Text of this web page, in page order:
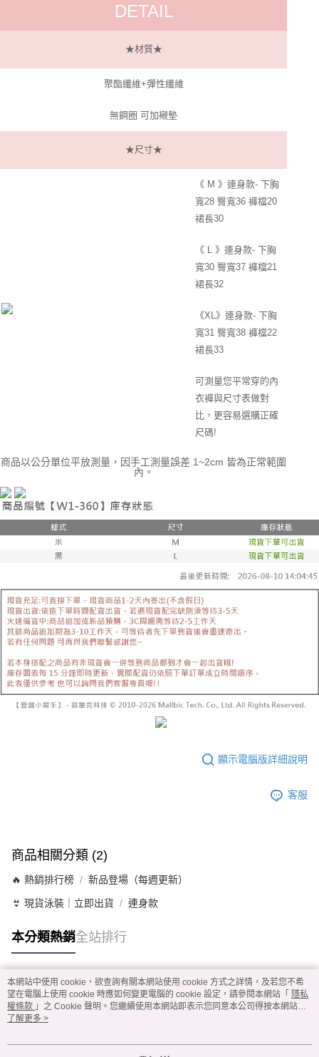
每筆NT$60，滿NT$299(含以上)免運費
每筆NT$60，滿NT$299(含以上)免運費
DETAIL
★材質★
聚酯纖維+彈性纖維
無鋼圈 可加襯墊
★尺寸★
《 M 》連身款- 下胸
寬28 臀寬36 褲檔20
裙長30
《 L 》連身款- 下胸
寬30 臀寬37 褲檔21
裙長32
《XL》連身款- 下胸
寬31 臀寬38 褲檔22
裙長33
可測量您平常穿的內
衣褲與尺寸表做對
比，更容易選購正確
尺碼!
商品以公分單位平放測量，因手工測量誤差 1~2cm 皆為正常範圍
內。
顯示電腦版詳細說明
客服
商品相關分類 (2)
🔥 熱銷排行榜 新品登場（每週更新）
👙 現貨泳裝｜立即出貨 連身款
本分類熱銷全站排行
熱門標籤
本網站中使用 cookie，欲查詢有關本網站使用 cookie 方式之詳情，及若您不希
望在電腦上使用 cookie 時應如何變更電腦的 cookie 設定，請參閱本網站「 隱私
權條款 」之 Cookie 聲明。您繼續使用本網站即表示您同意本公司得按本網站使
用條款之 Cookie 聲明使用 cookie。
了解更多 >